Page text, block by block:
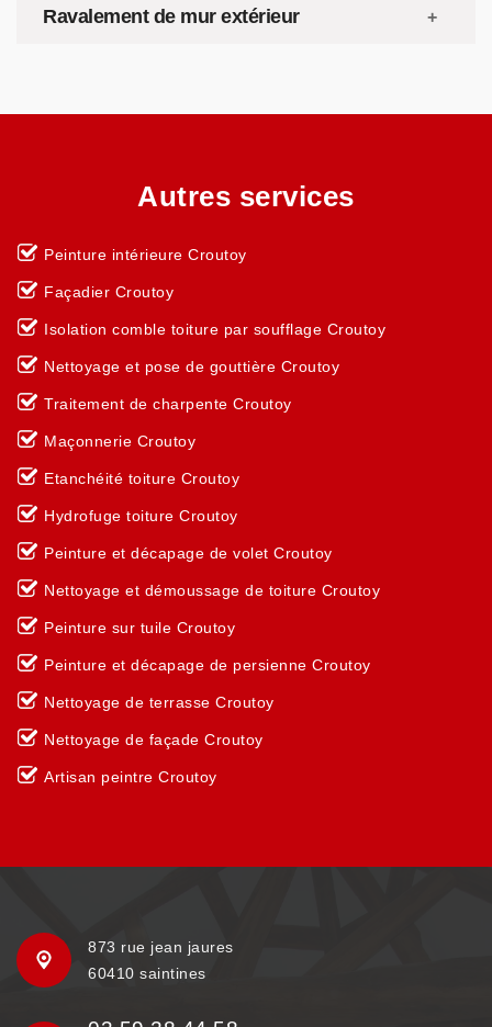
Ravalement de mur extérieur
Autres services
Peinture intérieure Croutoy
Façadier Croutoy
Isolation comble toiture par soufflage Croutoy
Nettoyage et pose de gouttière Croutoy
Traitement de charpente Croutoy
Maçonnerie Croutoy
Etanchéité toiture Croutoy
Hydrofuge toiture Croutoy
Peinture et décapage de volet Croutoy
Nettoyage et démoussage de toiture Croutoy
Peinture sur tuile Croutoy
Peinture et décapage de persienne Croutoy
Nettoyage de terrasse Croutoy
Nettoyage de façade Croutoy
Artisan peintre Croutoy
873 rue jean jaures
60410 saintines